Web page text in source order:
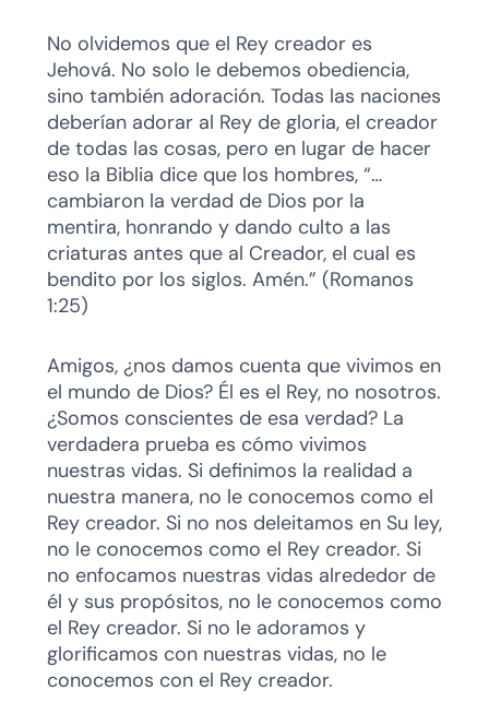
No olvidemos que el Rey creador es
Jehová. No solo le debemos obediencia,
sino también adoración. Todas las naciones
deberían adorar al Rey de gloria, el creador
de todas las cosas, pero en lugar de hacer
eso la Biblia dice que los hombres, “…
cambiaron la verdad de Dios por la
mentira, honrando y dando culto a las
criaturas antes que al Creador, el cual es
bendito por los siglos. Amén.” (Romanos
1:25)
Amigos, ¿nos damos cuenta que vivimos en
el mundo de Dios? Él es el Rey, no nosotros.
¿Somos conscientes de esa verdad? La
verdadera prueba es cómo vivimos
nuestras vidas. Si definimos la realidad a
nuestra manera, no le conocemos como el
Rey creador. Si no nos deleitamos en Su ley,
no le conocemos como el Rey creador. Si
no enfocamos nuestras vidas alrededor de
él y sus propósitos, no le conocemos como
el Rey creador. Si no le adoramos y
glorificamos con nuestras vidas, no le
conocemos con el Rey creador.